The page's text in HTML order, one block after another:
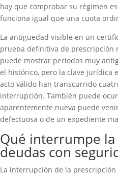
hay que comprobar su régimen
funciona igual que una cuota
La antigüedad visible en un
prueba definitiva de prescripción
puede mostrar periodos muy
el histórico, pero la clave jurídica
acto válido han transcurrido
interrupción. También puede
aparentemente nueva puede
defectuosa o de un expediente
Qué interrumpe
deudas con
La interrupción de la